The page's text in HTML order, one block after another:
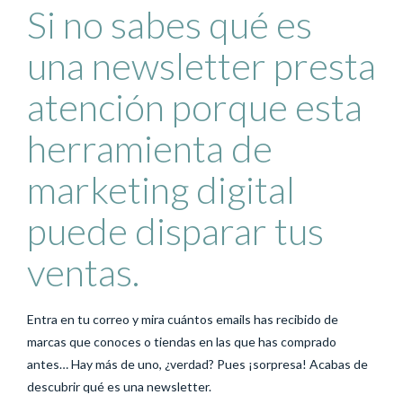
Si no sabes qué es
una newsletter presta
atención porque esta
herramienta de
marketing digital
puede disparar tus
ventas.
Entra en tu correo y mira cuántos emails has recibido de
marcas que conoces o tiendas en las que has comprado
antes… Hay más de uno, ¿verdad? Pues ¡sorpresa! Acabas de
descubrir qué es una newsletter.